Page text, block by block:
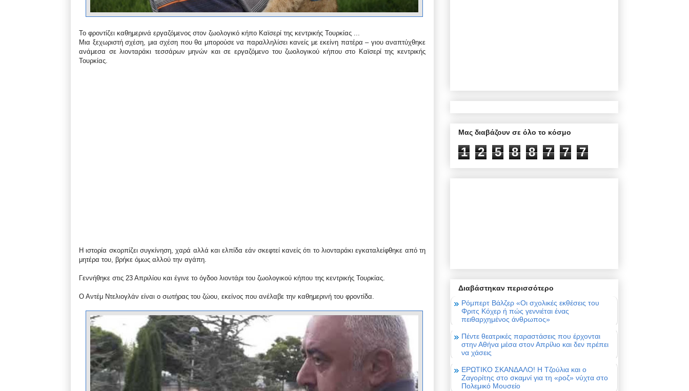
Το φροντίζει καθημερινά εργαζόμενος στον ζωολογικό κήπο Καϊσερί της κεντρικής Τουρκίας ...
Μια ξεχωριστή σχέση, μια σχέση που θα μπορούσε να παραλληλίσει κανείς με εκείνη πατέρα – γιου αναπτύχθηκε
ανάμεσα σε λιονταράκι τεσσάρων μηνών και σε εργαζόμενο του ζωολογικού κήπου στο Καϊσερί της κεντρικής
Τουρκίας.
Η ιστορία σκορπίζει συγκίνηση, χαρά αλλά και ελπίδα εάν σκεφτεί κανείς ότι το λιονταράκι εγκαταλείφθηκε από τη
μητέρα του, βρήκε όμως αλλού την αγάπη.
Γεννήθηκε στις 23 Απριλίου και έγινε το όγδοο λιοντάρι του ζωολογικού κήπου της κεντρικής Τουρκίας.
Ο Αντέμ Ντελιογλάν είναι ο σωτήρας του ζώου, εκείνος που ανέλαβε την καθημερινή του φροντίδα.
Μας διαβάζουν σε όλο το κόσμο
1 2 5 8 8 7 7 7
Διαβάστηκαν περισσότερο
Ρόμπερτ Βάλζερ «Οι σχολικές εκθέσεις του
Φριτς Κόχερ ή πώς γεννιέται ένας
πειθαρχημένος άνθρωπος»
Πέντε θεατρικές παραστάσεις που έρχονται
στην Αθήνα μέσα στον Απρίλιο και δεν πρέπει
να χάσεις
ΕΡΩΤΙΚΟ ΣΚΑΝΔΑΛΟ! Η Τζούλια και ο
Ζαγορίτης στο σκαμνί για τη «ροζ» νύχτα στο
Πολεμικό Μουσείο